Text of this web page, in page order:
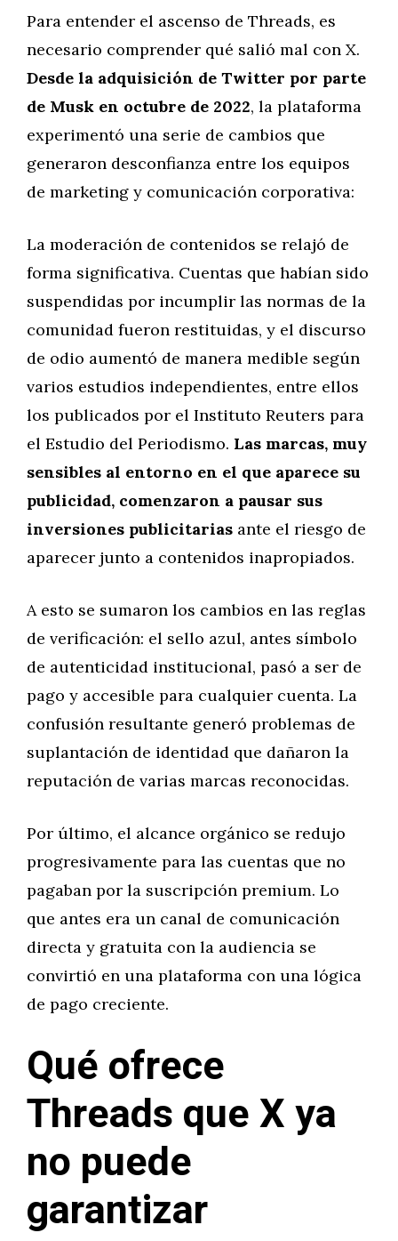
Para entender el ascenso de Threads, es
necesario comprender qué salió mal con X.
Desde la adquisición de Twitter por parte
de Musk en octubre de 2022, la plataforma
experimentó una serie de cambios que
generaron desconfianza entre los equipos
de marketing y comunicación corporativa:
La moderación de contenidos se relajó de
forma significativa. Cuentas que habían sido
suspendidas por incumplir las normas de la
comunidad fueron restituidas, y el discurso
de odio aumentó de manera medible según
varios estudios independientes, entre ellos
los publicados por el Instituto Reuters para
el Estudio del Periodismo. Las marcas, muy
sensibles al entorno en el que aparece su
publicidad, comenzaron a pausar sus
inversiones publicitarias ante el riesgo de
aparecer junto a contenidos inapropiados.
A esto se sumaron los cambios en las reglas
de verificación: el sello azul, antes símbolo
de autenticidad institucional, pasó a ser de
pago y accesible para cualquier cuenta. La
confusión resultante generó problemas de
suplantación de identidad que dañaron la
reputación de varias marcas reconocidas.
Por último, el alcance orgánico se redujo
progresivamente para las cuentas que no
pagaban por la suscripción premium. Lo
que antes era un canal de comunicación
directa y gratuita con la audiencia se
convirtió en una plataforma con una lógica
de pago creciente.
Qué ofrece
Threads que X ya
no puede
garantizar